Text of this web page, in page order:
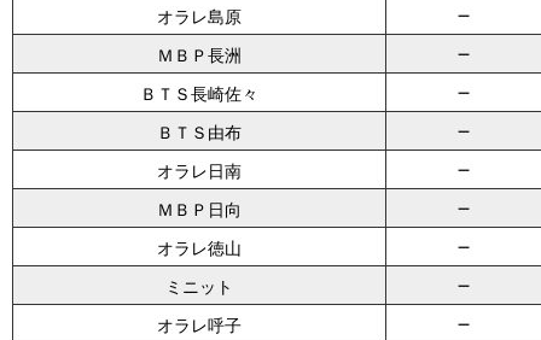
オラレ島原 －
ＭＢＰ長洲 －
ＢＴＳ長崎佐々 －
ＢＴＳ由布 －
オラレ日南 －
ＭＢＰ日向 －
オラレ徳山 －
ミニット －
オラレ呼子 －